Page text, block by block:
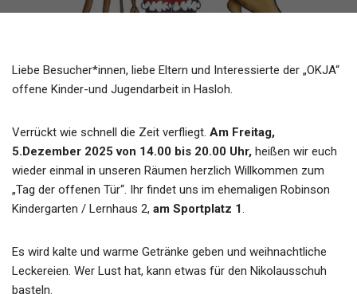
Liebe Besucher*innen, liebe Eltern und Interessierte der „OKJA“
offene Kinder-und Jugendarbeit in Hasloh.
Verrückt wie schnell die Zeit verfliegt. Am Freitag,
5.Dezember 2025 von 14.00 bis 20.00 Uhr, heißen wir euch
wieder einmal in unseren Räumen herzlich Willkommen zum
„Tag der offenen Tür“. Ihr findet uns im ehemaligen Robinson
Kindergarten / Lernhaus 2, am Sportplatz 1.
Es wird kalte und warme Getränke geben und weihnachtliche
Leckereien. Wer Lust hat, kann etwas für den Nikolausschuh
basteln.